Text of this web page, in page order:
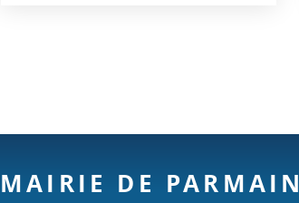
MAIRIE DE PARMAIN